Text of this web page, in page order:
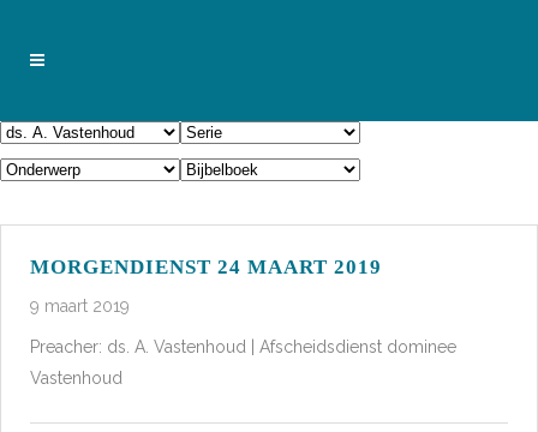
MORGENDIENST 24 MAART 2019
9 maart 2019
Preacher: ds. A. Vastenhoud | Afscheidsdienst dominee
Vastenhoud